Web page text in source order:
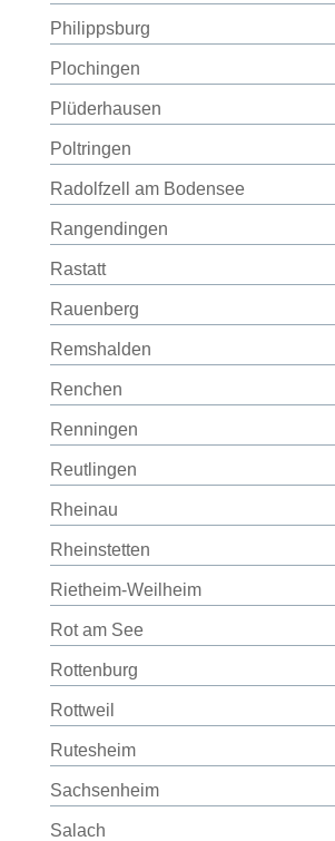
Philippsburg
Plochingen
Plüderhausen
Poltringen
Radolfzell am Bodensee
Rangendingen
Rastatt
Rauenberg
Remshalden
Renchen
Renningen
Reutlingen
Rheinau
Rheinstetten
Rietheim-Weilheim
Rot am See
Rottenburg
Rottweil
Rutesheim
Sachsenheim
Salach